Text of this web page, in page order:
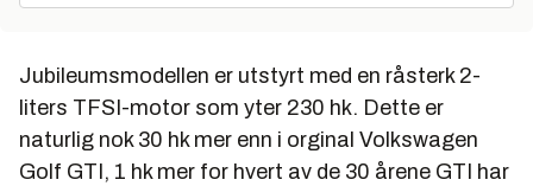
Jubileumsmodellen er utstyrt med en råsterk 2-
liters TFSI-motor som yter 230 hk. Dette er
naturlig nok 30 hk mer enn i orginal Volkswagen
Golf GTI, 1 hk mer for hvert av de 30 årene GTI har